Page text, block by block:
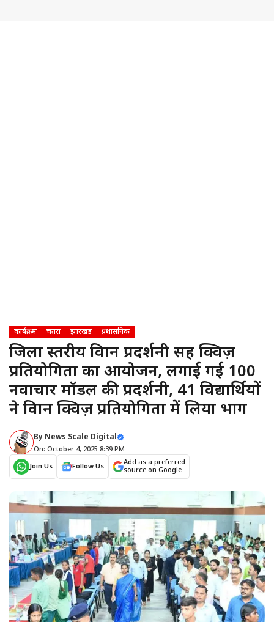
कार्यक्रम चतरा झारखंड प्रशासनिक
जिला स्तरीय विज्ञान प्रदर्शनी सह क्विज़
प्रतियोगिता का आयोजन, लगाई गई 100
नवाचार मॉडल की प्रदर्शनी, 41 विद्यार्थियों
ने विज्ञान क्विज़ प्रतियोगिता में लिया भाग
By News Scale Digital
On: October 4, 2025 8:39 PM
Join Us
Follow Us
Add as a preferred
source on Google